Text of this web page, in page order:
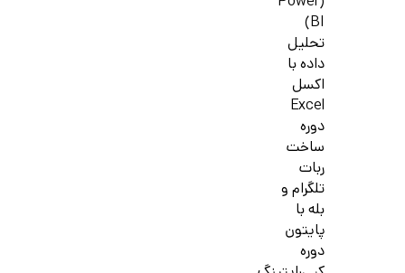
BI)
تحلیل
داده با
اکسل
Excel
دوره
ساخت
ربات
تلگرام و
بله با
پایتون
دوره